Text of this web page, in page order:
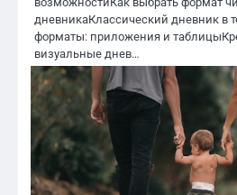
дневникаКлассический дневник в
форматы: приложения и
визуальные днев…